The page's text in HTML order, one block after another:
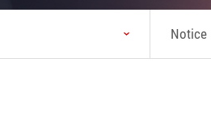
Seminar
KAIST Emerging
Safety
Notice